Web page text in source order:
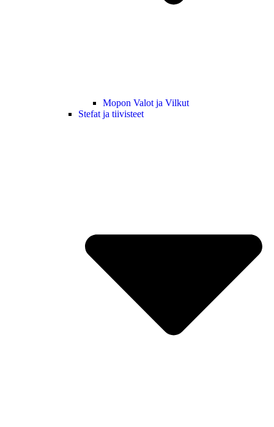
Mopon Valot ja Vilkut
Stefat ja tiivisteet